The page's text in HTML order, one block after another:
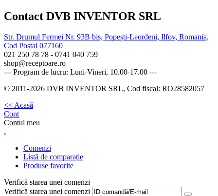
Contact DVB INVENTOR SRL
Str. Drumul Fermei Nr. 93B bis, Popești-Leordeni, Ilfov, Romania,
Cod Poștal 077160
021 250 78 78 - 0741 040 759
shop@receptoare.ro
--- Program de lucru: Luni-Vineri, 10.00-17.00 ---
© 2011-2026 DVB INVENTOR SRL, Cod fiscal: RO28582057
<< Acasă
Cont
Contul meu
.
Comenzi
Listă de comparație
Produse favorite
Verifică starea unei comenzi
Verifică starea unei comenzi